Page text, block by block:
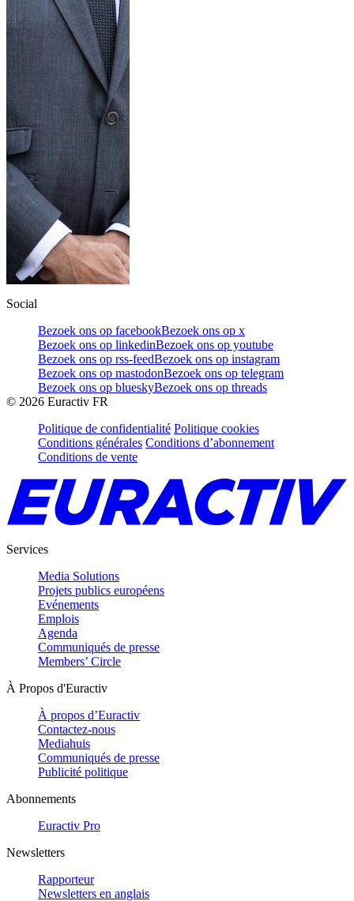
Social
Bezoek ons op facebookBezoek ons op x
Bezoek ons op linkedinBezoek ons op youtube
Bezoek ons op rss-feedBezoek ons op instagram
Bezoek ons op mastodonBezoek ons op telegram
Bezoek ons op blueskyBezoek ons op threads
© 2026 Euractiv FR
Politique de confidentialité Politique cookies
Conditions générales Conditions d’abonnement
Conditions de vente
Services
Media Solutions
Projets publics européens
Evénements
Emplois
Agenda
Communiqués de presse
Members’ Circle
À Propos d'Euractiv
À propos d’Euractiv
Contactez-nous
Mediahuis
Communiqués de presse
Publicité politique
Abonnements
Euractiv Pro
Newsletters
Rapporteur
Newsletters en anglais